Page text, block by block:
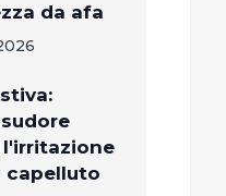
da afa
l'irritazione
capelluto